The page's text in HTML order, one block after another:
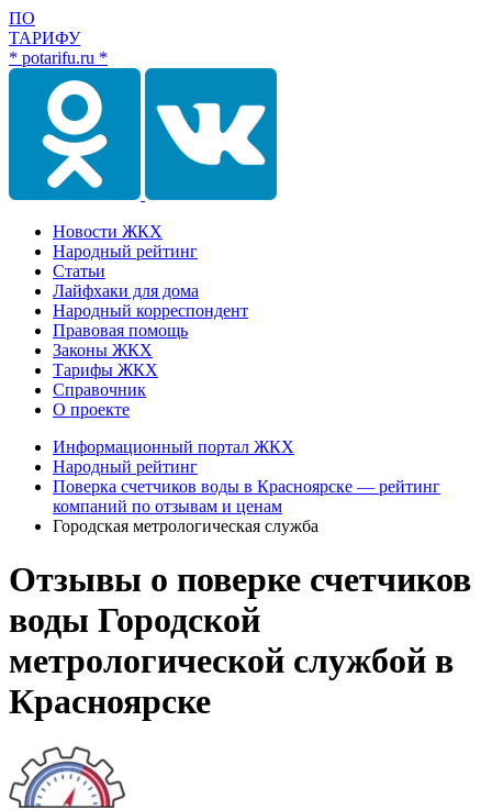
ПО
ТАРИФУ
* potarifu.ru *
Новости ЖКХ
Народный рейтинг
Статьи
Лайфхаки для дома
Народный корреспондент
Правовая помощь
Законы ЖКХ
Тарифы ЖКХ
Справочник
О проекте
Информационный портал ЖКХ
Народный рейтинг
Поверка счетчиков воды в Красноярске — рейтинг
компаний по отзывам и ценам
Городская метрологическая служба
Отзывы о поверке счетчиков
воды Городской
метрологической службой в
Красноярске